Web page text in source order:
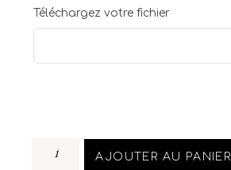
Téléchargez votre fichier
AJOUTER AU PANIER